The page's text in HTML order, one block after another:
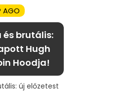
AGO
és brutális:
Hugh
Hoodja!
új előzetest